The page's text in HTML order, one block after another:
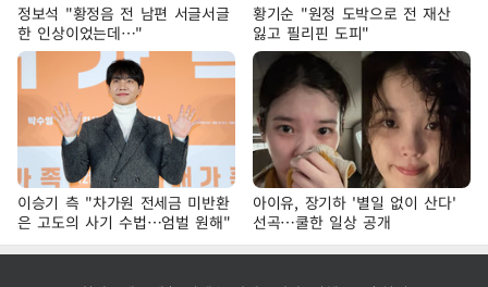
정보석 "황정음 전 남편 서글서글
한 인상이었는데…"
황기순 "원정 도박으로 전 재산
잃고 필리핀 도피"
이승기 측 "차가원 전세금 미반환
은 고도의 사기 수법…엄벌 원해"
아이유, 장기하 '별일 없이 산다'
선곡…쿨한 일상 공개